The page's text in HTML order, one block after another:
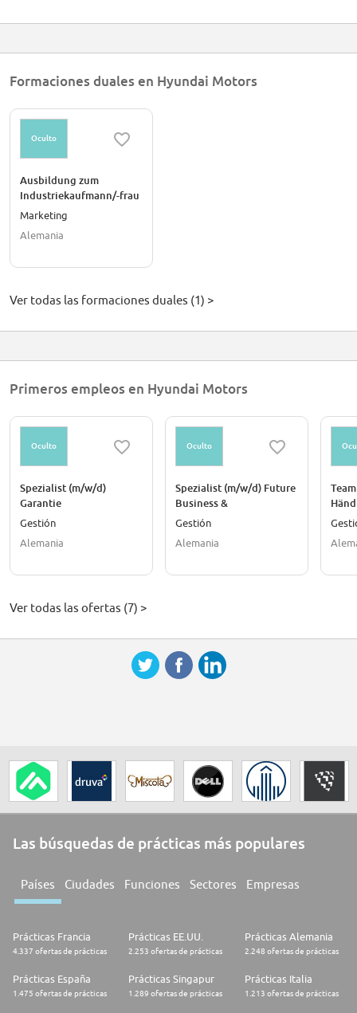
Formaciones duales en Hyundai Motors
Oculto
Ausbildung zum
Industriekaufmann/-frau
(m/w/d)
Marketing
Alemania
Ver todas las formaciones duales (1) >
Primeros empleos en Hyundai Motors
Oculto
Spezialist (m/w/d)
Garantie
Gestión
Alemania
Oculto
Spezialist (m/w/d) Future
Business &
Kundenzufriedenheit
Gestión
Alemania
Ver todas las ofertas (7) >
Las búsquedas de prácticas más populares
Países Ciudades Funciones Sectores Empresas
Prácticas Francia
4.337 ofertas de prácticas
Prácticas EE.UU.
2.253 ofertas de prácticas
Prácticas Alemania
2.248 ofertas de prácticas
Prácticas España
1.475 ofertas de prácticas
Prácticas Singapur
1.289 ofertas de prácticas
Prácticas Italia
1.213 ofertas de prácticas